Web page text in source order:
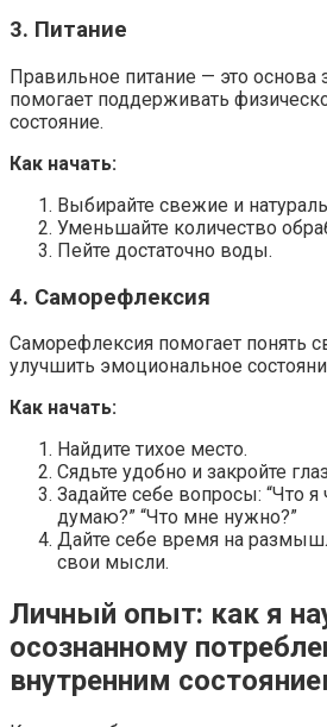
3. Питание
Правильное питание — это основа
помогает поддерживать
состояние.
Как начать:
Выбирайте свежие и
Уменьшайте количество
Пейте достаточно воды.
4. Саморефлексия
Саморефлексия помогает понять
улучшить эмоциональное
Как начать:
Найдите тихое место.
Сядьте удобно и закройте
Задайте себе вопросы: “Что я
думаю?” “Что мне нужно?”
Дайте себе время на
свои мысли.
Личный опыт: как я
осознанному
внутренним